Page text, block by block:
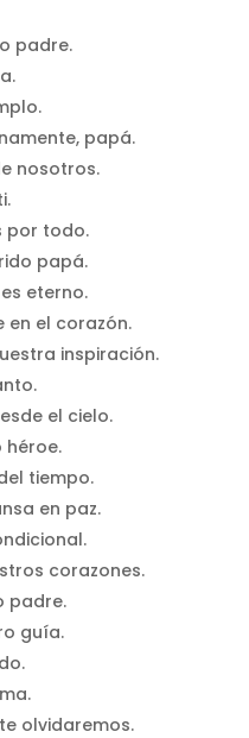
padre.
papá.
nosotros.
por todo.
papá.
eterno.
en el corazón.
inspiración.
el cielo.
héroe.
tiempo.
en paz.
corazones.
padre.
guía.
olvidaremos.